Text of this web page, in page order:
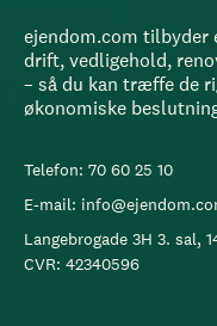
ejendom.com tilbyder
drift, vedligehold,
– så du kan træffe de
økonomiske
Telefon: 70 60 25 10
E-mail:
Langebrogade 3H 3. sal,
CVR: 42340596